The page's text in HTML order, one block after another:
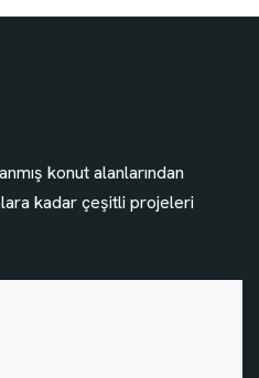
konut alanlarından
kadar çeşitli projeleri